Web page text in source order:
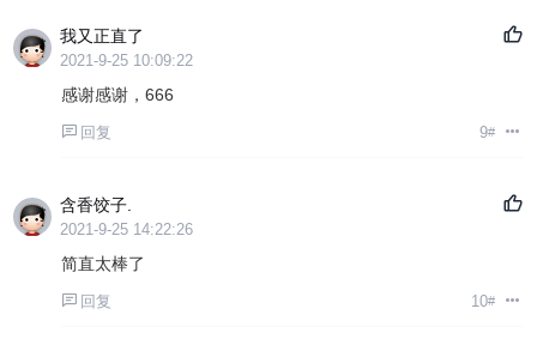
我又正直了
2021-9-25 10:09:22
感谢感谢，666
回复 9#
含香饺子.
2021-9-25 14:22:26
简直太棒了
回复 10#